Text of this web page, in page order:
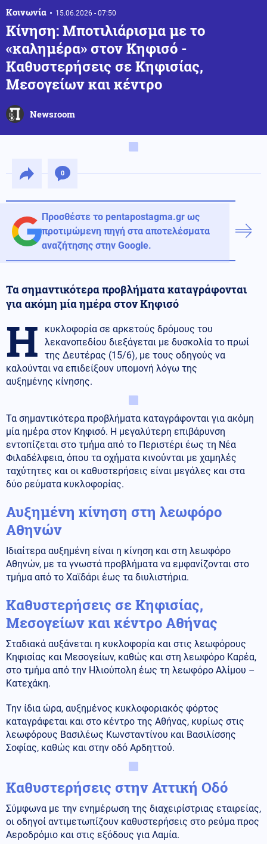
Κοινωνία 15.06.2026 - 07:50
Κίνηση: Μποτιλιάρισμα με το
«καλημέρα» στον Κηφισό -
Καθυστερήσεις σε Κηφισίας,
Μεσογείων και κέντρο
Newsroom
0
Προσθέστε το pentapostagma.gr ως
προτιμώμενη πηγή στα αποτελέσματα
αναζήτησης στην Google.
Τα σημαντικότερα προβλήματα καταγράφονται
για ακόμη μία ημέρα στον Κηφισό
Η
κυκλοφορία σε αρκετούς δρόμους του
λεκανοπεδίου διεξάγεται με δυσκολία το πρωί
της Δευτέρας (15/6), με τους οδηγούς να
καλούνται να επιδείξουν υπομονή λόγω της
αυξημένης κίνησης.
Τα σημαντικότερα προβλήματα καταγράφονται για ακόμη
μία ημέρα στον Κηφισό. Η μεγαλύτερη επιβάρυνση
εντοπίζεται στο τμήμα από το Περιστέρι έως τη Νέα
Φιλαδέλφεια, όπου τα οχήματα κινούνται με χαμηλές
ταχύτητες και οι καθυστερήσεις είναι μεγάλες και στα
δύο ρεύματα κυκλοφορίας.
Αυξημένη κίνηση στη λεωφόρο
Αθηνών
Ιδιαίτερα αυξημένη είναι η κίνηση και στη λεωφόρο
Αθηνών, με τα γνωστά προβλήματα να εμφανίζονται στο
τμήμα από το Χαϊδάρι έως τα διυλιστήρια.
Καθυστερήσεις σε Κηφισίας,
Μεσογείων και κέντρο Αθήνας
Σταδιακά αυξάνεται η κυκλοφορία και στις λεωφόρους
Κηφισίας και Μεσογείων, καθώς και στη λεωφόρο Καρέα,
στο τμήμα από την Ηλιούπολη έως τη λεωφόρο Αλίμου –
Κατεχάκη.
Την ίδια ώρα, αυξημένος κυκλοφοριακός φόρτος
καταγράφεται και στο κέντρο της Αθήνας, κυρίως στις
λεωφόρους Βασιλέως Κωνσταντίνου και Βασιλίσσης
Σοφίας, καθώς και στην οδό Αρδηττού.
Καθυστερήσεις στην Αττική Οδό
Σύμφωνα με την ενημέρωση της διαχειρίστριας εταιρείας,
οι οδηγοί αντιμετωπίζουν καθυστερήσεις στο ρεύμα προς
Αεροδρόμιο και στις εξόδους για Λαμία.